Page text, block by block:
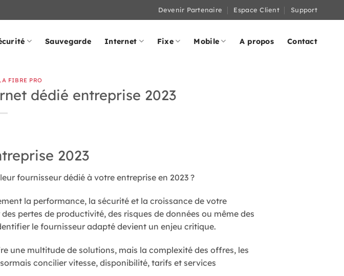
Devenir Partenaire Espace Client Support
Sauvegarde Internet Fixe Mobile A propos Contact
FIBRE PRO
dédié entreprise 2023
2023
fournisseur dédié à votre entreprise en 2023 ?
la performance, la sécurité et la croissance de votre
pertes de productivité, des risques de données ou même des
le fournisseur adapté devient un enjeu critique.
une multitude de solutions, mais la complexité des offres, les
concilier vitesse, disponibilité, tarifs et services